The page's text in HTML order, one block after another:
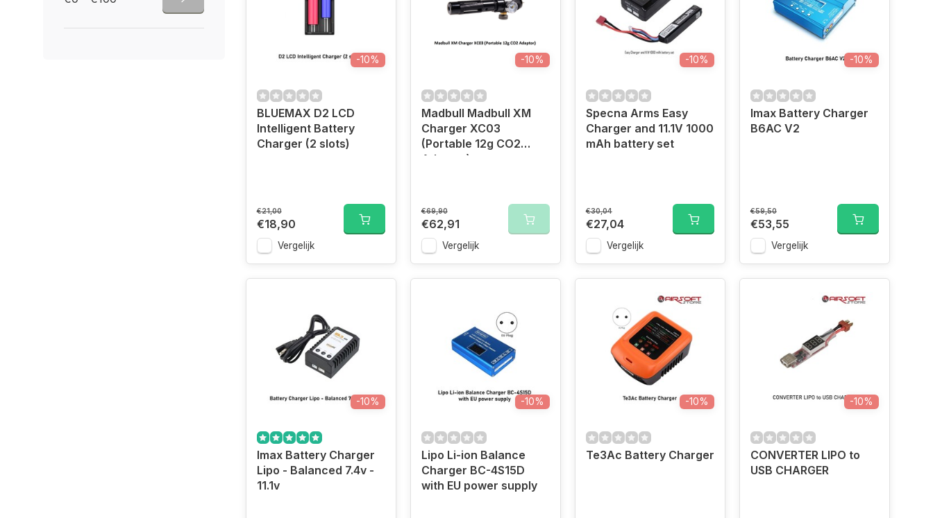
-10%
BLUEMAX D2 LCD
Intelligent Battery
Charger (2 slots)
€21,00
€18,90
Vergelijk
-10%
Madbull Madbull XM
Charger XC03
(Portable 12g CO2
Adaptor)
€69,90
€62,91
Vergelijk
-10%
Specna Arms Easy
Charger and 11.1V 1000
mAh battery set
€30,04
€27,04
Vergelijk
-10%
Imax Battery Charger
B6AC V2
€59,50
€53,55
Vergelijk
-10%
Imax Battery Charger
Lipo - Balanced 7.4v -
11.1v
-10%
Lipo Li-ion Balance
Charger BC-4S15D
with EU power supply
-10%
Te3Ac Battery Charger
-10%
CONVERTER LIPO to
USB CHARGER